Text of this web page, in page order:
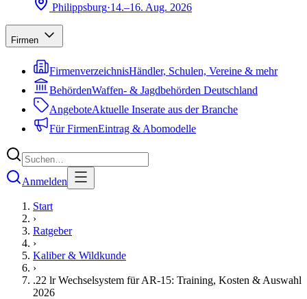
Philippsburg·14.–16. Aug. 2026
Firmen
FirmenverzeichnisHändler, Schulen, Vereine & mehr
BehördenWaffen- & Jagdbehörden Deutschland
AngeboteAktuelle Inserate aus der Branche
Für FirmenEintrag & Abomodelle
Anmelden
Start
›
Ratgeber
›
Kaliber & Wildkunde
›
.22 lr Wechselsystem für AR-15: Training, Kosten & Auswahl
2026